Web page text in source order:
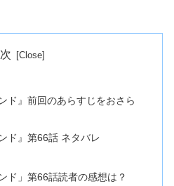
ド』前回のあらすじをおさら
ド』第66話 ネタバレ
ド」第66話読者の感想は？